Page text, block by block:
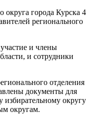
города Курска 4
регионального
и члены
и сотрудники
отделения
документы для
округу
округам.